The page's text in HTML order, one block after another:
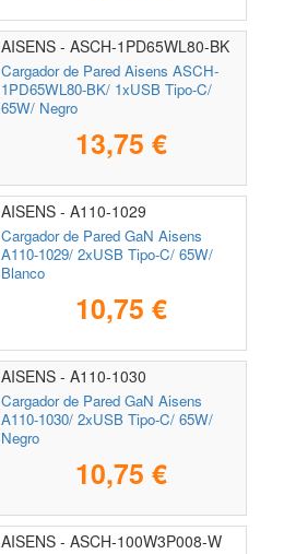
AISENS - ASCH-1PD65WL80-BK
Cargador de Pared Aisens ASCH-
1PD65WL80-BK/ 1xUSB Tipo-C/
65W/ Negro
13,75 €
AISENS - A110-1029
Cargador de Pared GaN Aisens
A110-1029/ 2xUSB Tipo-C/ 65W/
Blanco
10,75 €
AISENS - A110-1030
Cargador de Pared GaN Aisens
A110-1030/ 2xUSB Tipo-C/ 65W/
Negro
10,75 €
AISENS - ASCH-100W3P008-W